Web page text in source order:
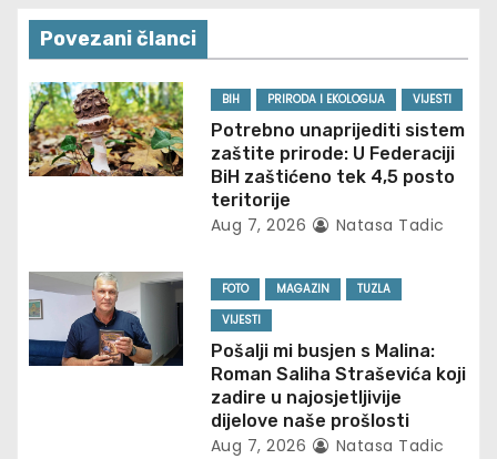
a
v
i
g
t
i
o
Povezani članci
BIH PRIRODA I EKOLOGIJA VIJESTI
Potrebno unaprijediti sistem
zaštite prirode: U Federaciji
BiH zaštićeno tek 4,5 posto
teritorije
Aug 7, 2026 Natasa Tadic
FOTO MAGAZIN
TUZLA
VIJESTI
Pošalji mi busjen s Malina:
Roman Saliha Straševića koji
zadire u najosjetljivije
dijelove naše prošlosti
Aug 7, 2026 Natasa Tadic